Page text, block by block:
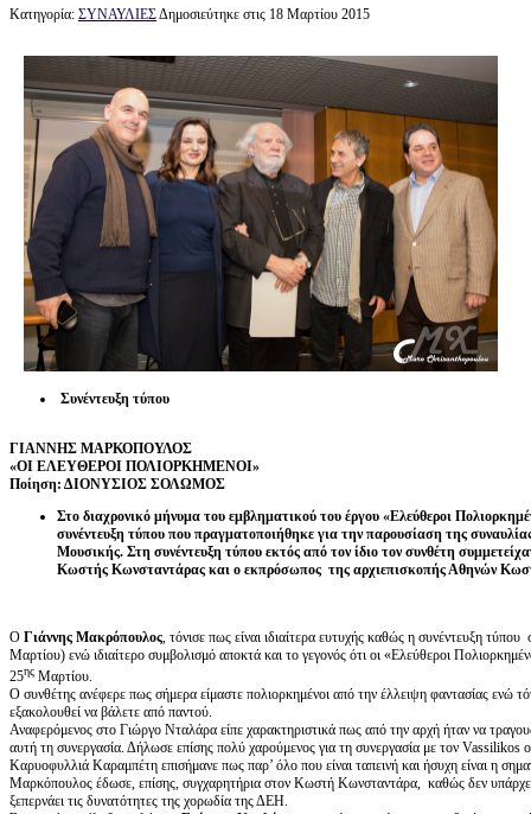
Κατηγορία: ΣΥΝΑΥΛΙΕΣΔημοσιεύτηκε στις 18 Μαρτίου 2015
Συνέντευξη τύπου
ΓΙΑΝΝΗΣ ΜΑΡΚΟΠΟΥΛΟΣ
«ΟΙ ΕΛΕΥΘΕΡΟΙ ΠΟΛΙΟΡΚΗΜΕΝΟΙ»
Ποίηση: ΔΙΟΝΥΣΙΟΣ ΣΟΛΩΜΟΣ
Στο διαχρονικό μήνυμα του εμβληματικού του έργου «Ελεύθεροι
συνέντευξη τύπου που πραγματοποιήθηκε για την παρουσίαση της
Μουσικής. Στη συνέντευξη τύπου εκτός από τον ίδιο τον συνθέτη
Κωστής Κωνσταντάρας και ο εκπρόσωπος της αρχιεπισκοπής Αθηνών
Ο Γιάννης Μακρόπουλος, τόνισε πως είναι ιδιαίτερα ευτυχής καθώς η συνέντευξη
Μαρτίου) ενώ ιδιαίτερο συμβολισμό αποκτά και το γεγονός ότι οι «Ελεύθεροι
25ης Μαρτίου.
Ο συνθέτης ανέφερε πως σήμερα είμαστε πολιορκημένοι από την έλλειψη φαντασίας ενώ
εξακολουθεί να βάλετε από παντού.
Αναφερόμενος στο Γιώργο Νταλάρα είπε χαρακτηριστικά πως από την αρχή ήταν να
αυτή τη συνεργασία. Δήλωσε επίσης πολύ χαρούμενος για τη συνεργασία με τον Vassilikos
Καρυοφυλλιά Καραμπέτη επισήμανε πως παρ’ όλο που είναι ταπεινή και ήσυχη είναι η
Μαρκόπουλος έδωσε, επίσης, συγχαρητήρια στον Κωστή Κωνσταντάρα, καθώς δεν
ξεπερνάει τις δυνατότητες της χορωδία της ΔΕΗ.